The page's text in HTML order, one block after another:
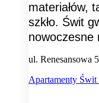
materiałów,
szkło. Świt
nowoczesne
ul. Renesansowa
Apartamenty Świt